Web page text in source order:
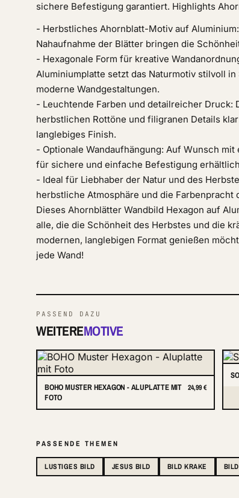
sichere Befestigung garantiert. Highlights
- Herbstliches Ahornblatt-Motiv auf
Nahaufnahme der Blätter bringen die
- Hexagonale Form für kreative
Aluminiumplatte setzt das Naturmotiv stilvoll
moderne Wandgestaltungen.
- Leuchtende Farben und detailreicher Druck:
herbstlichen Rottöne und filigranen Details
langlebiges Finish.
- Optionale Wandaufhängung: Auf Wunsch
für sichere und einfache Befestigung
- Ideal für Liebhaber der Natur und des
herbstliche Atmosphäre und die Farbenpracht
Dieses Ahornblätter Wandbild Hexagon auf
alle, die die Schönheit des Herbstes und die
modernen, langlebigen Format genießen
jede Wand!
PASSEND DAZU
WEITEREMOTIVE
BOHO MUSTER HEXAGON - ALUPLATTE MIT
FOTO
24,99 €
PASSENDE THEMEN
LUSTIGES BILD JESUS BILD BILD KRAKE